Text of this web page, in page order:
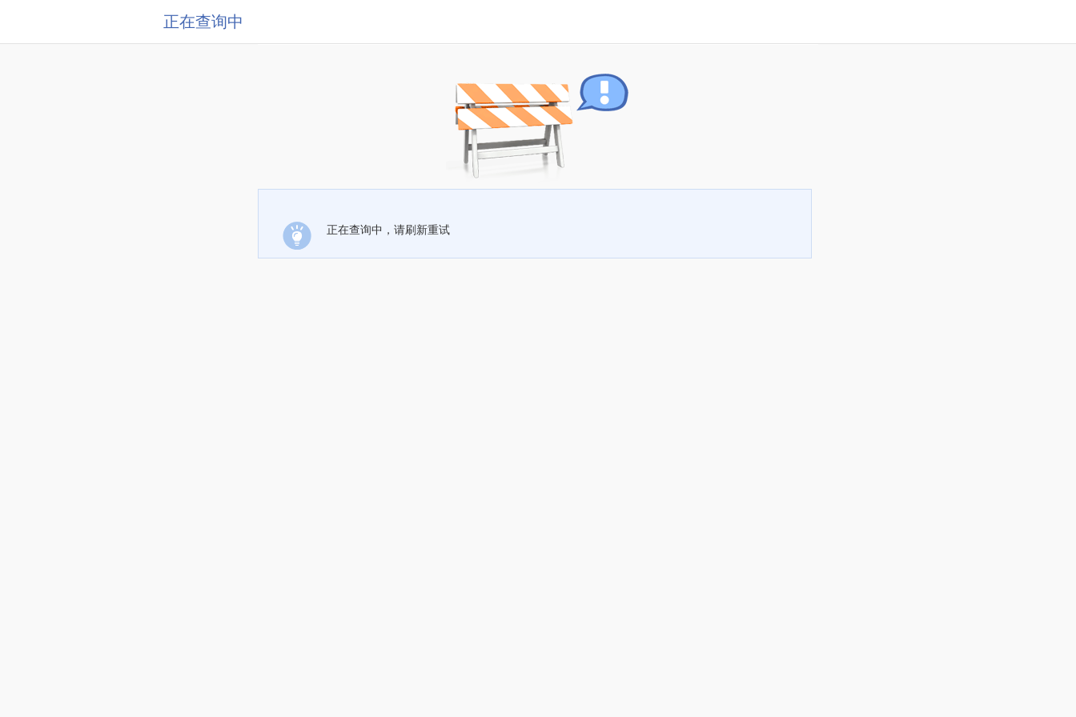
正在查询中
正在查询中，请刷新重试